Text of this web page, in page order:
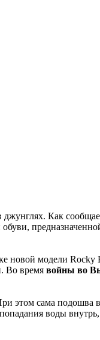
Как
новой модели Rocky
Во время войны во
этом сама подошва
воды внутрь,